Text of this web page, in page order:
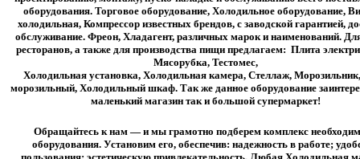
оборудования. Торговое оборудование, Холодильное оборудование,
холодильная, Компрессор известных брендов, с заводской гарантией,
обслуживание. Фреон, Хладагент, различных марок и наименований.
ресторанов, а также для производства пищи предлагаем: Плита
Мясорубка, Тестомес,
Холодильная установка, Холодильная камера, Стеллаж,
морозильный, Холодильный шкаф. Так же данное оборудование
маленький магазин так и большой супермаркет!
Обращайтесь к нам — и мы грамотно подберем комплекс
оборудования. Установим его, обеспечив: надежность в работе;